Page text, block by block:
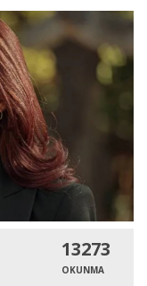
13273
OKUNMA